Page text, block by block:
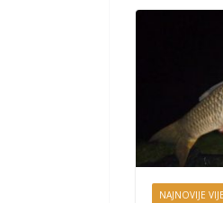
NAJNOVIJE